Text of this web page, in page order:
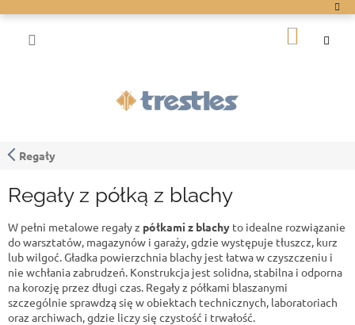
do
Regały
Regały z półką z blachy
W pełni metalowe regały z półkami z blachy to idealne rozwiązanie
do warsztatów, magazynów i garaży, gdzie występuje tłuszcz, kurz
lub wilgoć. Gładka powierzchnia blachy jest łatwa w czyszczeniu i
nie wchłania zabrudzeń. Konstrukcja jest solidna, stabilna i odporna
na korozję przez długi czas. Regały z półkami blaszanymi
szczególnie sprawdzą się w obiektach technicznych, laboratoriach
oraz archiwach, gdzie liczy się czystość i trwałość.